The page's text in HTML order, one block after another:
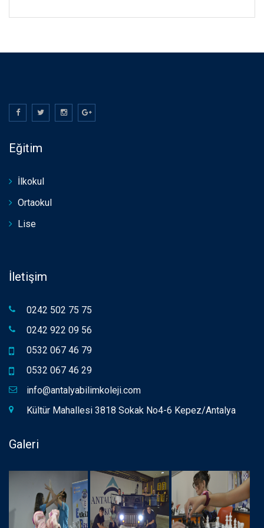
Eğitim
İlkokul
Ortaokul
Lise
İletişim
0242 502 75 75
0242 922 09 56
0532 067 46 79
0532 067 46 29
info@antalyabilimkoleji.com
Kültür Mahallesi 3818 Sokak No4-6 Kepez/Antalya
Galeri